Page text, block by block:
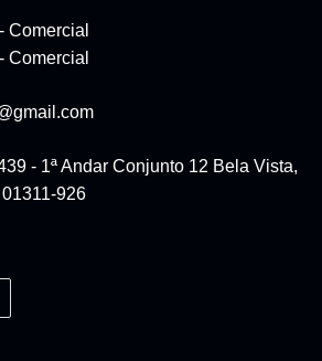
Comercial
Comercial
- 1ª Andar Conjunto 12 Bela Vista,
926